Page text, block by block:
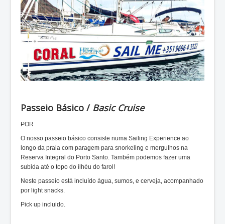
Passeio Básico / Basic Cruise
POR
O nosso passeio básico consiste numa Sailing Experience ao
longo da praia com paragem para snorkeling e mergulhos na
Reserva Integral do Porto Santo. Também podemos fazer uma
subida até o topo do ilhéu do farol!
Neste passeio está incluído água, sumos, e cerveja, acompanhado
por light snacks.
Pick up incluido.